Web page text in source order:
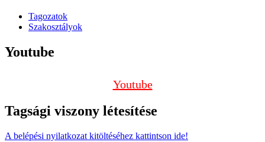
Tagozatok
Szakosztályok
Youtube
Youtube
Tagsági viszony létesítése
A belépési nyilatkozat kitöltéséhez kattintson ide!